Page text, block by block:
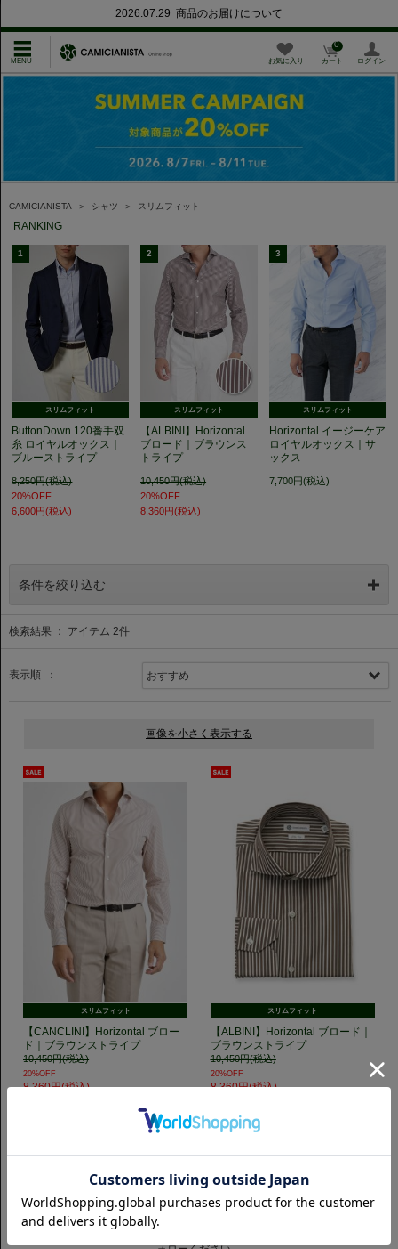
2026.07.29 商品のお届けについて
お気に入り カート
0
ログイン
CAMICIANISTA ＞ シャツ ＞ スリムフィット
RANKING
1
スリムフィット
ButtonDown 120番手双
糸 ロイヤルオックス｜
ブルーストライプ
8,250円(税込)
20%OFF
6,600円(税込)
2
スリムフィット
【ALBINI】Horizontal
ブロード｜ブラウンス
トライプ
10,450円(税込)
20%OFF
8,360円(税込)
3
スリムフィット
Horizontal イージーケア
ロイヤルオックス｜サ
ックス
7,700円(税込)
条件を絞り込む
検索結果 ： アイテム 2件
表示順 ：
スリムフィット
【CANCLINI】Horizontal ブロー
ド｜ブラウンストライプ
10,450円(税込)
20%OFF
8,360円(税込)
スリムフィット
【ALBINI】Horizontal ブロード｜
ブラウンストライプ
10,450円(税込)
20%OFF
8,360円(税込)